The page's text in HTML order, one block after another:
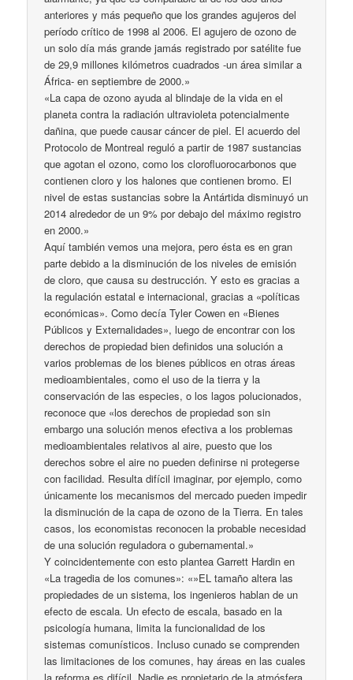
anteriores y más pequeño que los grandes agujeros del
período crítico de 1998 al 2006. El agujero de ozono de
un solo día más grande jamás registrado por satélite fue
de 29,9 millones kilómetros cuadrados -un área similar a
África- en septiembre de 2000.»
«La capa de ozono ayuda al blindaje de la vida en el
planeta contra la radiación ultravioleta potencialmente
dañina, que puede causar cáncer de piel. El acuerdo del
Protocolo de Montreal reguló a partir de 1987 sustancias
que agotan el ozono, como los clorofluorocarbonos que
contienen cloro y los halones que contienen bromo. El
nivel de estas sustancias sobre la Antártida disminuyó un
2014 alrededor de un 9% por debajo del máximo registro
en 2000.»
Aquí también vemos una mejora, pero ésta es en gran
parte debido a la disminución de los niveles de emisión
de cloro, que causa su destrucción. Y esto es gracias a
la regulación estatal e internacional, gracias a «políticas
económicas». Como decía Tyler Cowen en «Bienes
Públicos y Externalidades», luego de encontrar con los
derechos de propiedad bien definidos una solución a
varios problemas de los bienes públicos en otras áreas
medioambientales, como el uso de la tierra y la
conservación de las especies, o los lagos polucionados,
reconoce que «los derechos de propiedad son sin
embargo una solución menos efectiva a los problemas
medioambientales relativos al aire, puesto que los
derechos sobre el aire no pueden definirse ni protegerse
con facilidad. Resulta difícil imaginar, por ejemplo, como
únicamente los mecanismos del mercado pueden impedir
la disminución de la capa de ozono de la Tierra. En tales
casos, los economistas reconocen la probable necesidad
de una solución reguladora o gubernamental.»
Y coincidentemente con esto plantea Garrett Hardin en
«La tragedia de los comunes»: «»EL tamaño altera las
propiedades de un sistema, los ingenieros hablan de un
efecto de escala. Un efecto de escala, basado en la
psicología humana, limita la funcionalidad de los
sistemas comunísticos. Incluso cunado se comprenden
las limitaciones de los comunes, hay áreas en las cuales